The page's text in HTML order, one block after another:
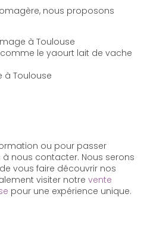
nous proposons
à Toulouse
le yaourt lait de vache
à Toulouse
ou pour passer
nous contacter. Nous serons
vous faire découvrir nos
visiter notre vente
pour une expérience unique.